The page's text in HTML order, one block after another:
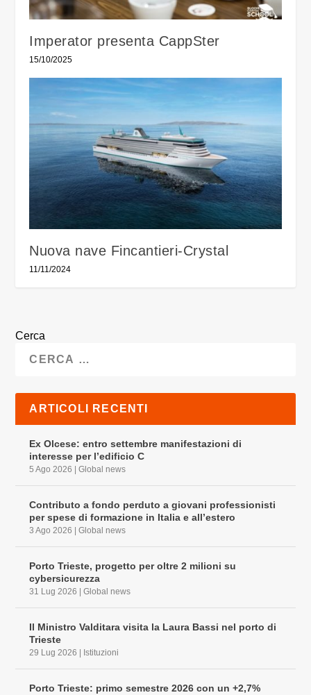
Imperator presenta CappSter
15/10/2025
Nuova nave Fincantieri-Crystal
11/11/2024
Cerca
ARTICOLI RECENTI
Ex Olcese: entro settembre manifestazioni di
interesse per l’edificio C
5 Ago 2026 |Global news
Contributo a fondo perduto a giovani professionisti
per spese di formazione in Italia e all’estero
3 Ago 2026 |Global news
Porto Trieste, progetto per oltre 2 milioni su
cybersicurezza
31 Lug 2026 |Global news
Il Ministro Valditara visita la Laura Bassi nel porto di
Trieste
29 Lug 2026 | Istituzioni
Porto Trieste: primo semestre 2026 con un +2,7%